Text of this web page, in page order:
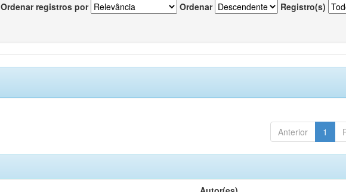
Ordenar registros por Ordenar Registro(s)
Anterior 1